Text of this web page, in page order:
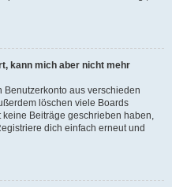
kann mich aber nicht mehr
Benutzerkonto aus verschieden
löschen viele Boards
Beiträge geschrieben haben,
dich einfach erneut und